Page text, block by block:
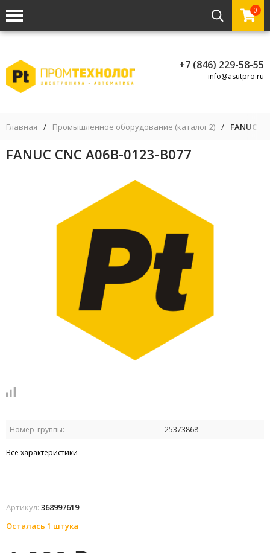
0
+7 (846) 229-58-55
info@asutpro.ru
Главная / Промышленное оборудование (каталог 2) / FANUC
FANUC CNC A06B-0123-B077
Номер_группы: 25373868
Все характеристики
Артикул: 368997619
Осталась 1 штука